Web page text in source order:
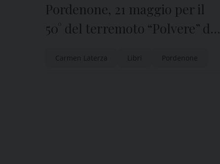
Pordenone, 21 maggio per il
50° del terremoto “Polvere” di e
Carmen Laterza Libri Pordenone